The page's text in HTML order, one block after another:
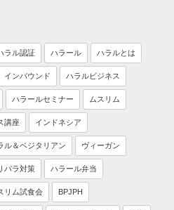
ラル認証 ハラール ハラルとは
インバウンド ハラルビジネス
ハラールセミナー ムスリム
講座 インドネシア
ル＆ベジタリアン ヴィーガン
パラ対策 ハラール弁当
リム試食会 BPJPH